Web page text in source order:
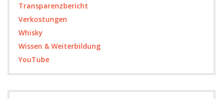
Transparenzbericht
Verkostungen
Whisky
Wissen & Weiterbildung
YouTube